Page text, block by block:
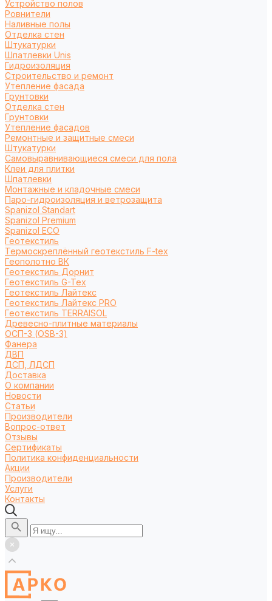
Устройство полов
Ровнители
Наливные полы
Отделка стен
Штукатурки
Шпатлевки Unis
Гидроизоляция
Строительство и ремонт
Утепление фасада
Грунтовки
Отделка стен
Грунтовки
Утепление фасадов
Ремонтные и защитные смеси
Штукатурки
Самовыравнивающиеся смеси для пола
Клеи для плитки
Шпатлевки
Монтажные и кладочные смеси
Паро-гидроизоляция и ветрозащита
Spanizol Standart
Spanizol Premium
Spanizol ECO
Геотекстиль
Термоскреплённый геотекстиль F-tex
Геополотно ВК
Геотекстиль Дорнит
Геотекстиль G-Tex
Геотекстиль Лайтекс
Геотекстиль Лайтекс PRO
Геотекстиль TERRAISOL
Древесно-плитные материалы
ОСП-3 (OSB-3)
Фанера
ДВП
ДСП, ЛДСП
Доставка
О компании
Новости
Статьи
Производители
Вопрос-ответ
Отзывы
Сертификаты
Политика конфиденциальности
Акции
Производители
Услуги
Контакты